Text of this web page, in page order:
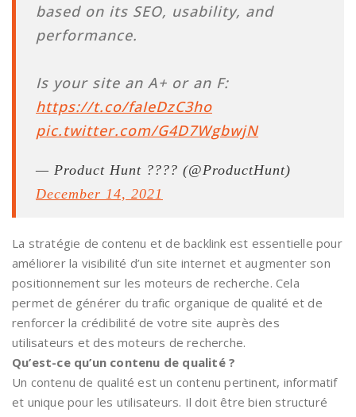
based on its SEO, usability, and
performance.
Is your site an A+ or an F:
https://t.co/faIeDzC3ho
pic.twitter.com/G4D7WgbwjN
— Product Hunt ???? (@ProductHunt)
December 14, 2021
La stratégie de contenu et de backlink est essentielle pour
améliorer la visibilité d’un site internet et augmenter son
positionnement sur les moteurs de recherche. Cela
permet de générer du trafic organique de qualité et de
renforcer la crédibilité de votre site auprès des
utilisateurs et des moteurs de recherche.
Qu’est-ce qu’un contenu de qualité ?
Un contenu de qualité est un contenu pertinent, informatif
et unique pour les utilisateurs. Il doit être bien structuré